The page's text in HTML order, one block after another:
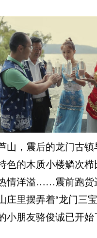
，震后的龙门古镇
色的木质小楼鳞次
情洋溢……震前跑货
庄里摆弄着“龙门三
小朋友骆俊诚已开始